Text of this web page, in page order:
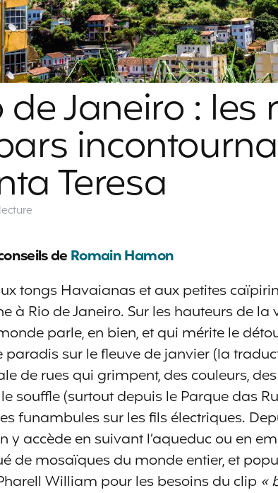
de Janeiro :
Teresa
deRomain Hamon
tongs Havaianas et aux petites
à Rio de Janeiro. Sur les hauteurs de
parle, en bien, et qui mérite le
paradis sur le fleuve de janvier (la
de rues qui grimpent, des couleurs,
souffle (surtout depuis le Parque das
funambules sur les fils électriques.
y accède en suivant l’aqueduc ou en
de mosaïques du monde entier, et
William pour les besoins du clip «